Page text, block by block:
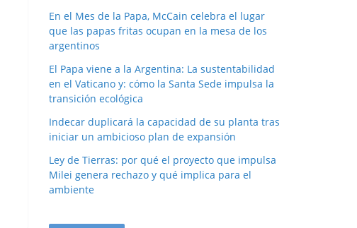
En el Mes de la Papa, McCain celebra el lugar
que las papas fritas ocupan en la mesa de los
argentinos
El Papa viene a la Argentina: La sustentabilidad
en el Vaticano y: cómo la Santa Sede impulsa la
transición ecológica
Indecar duplicará la capacidad de su planta tras
iniciar un ambicioso plan de expansión
Ley de Tierras: por qué el proyecto que impulsa
Milei genera rechazo y qué implica para el
ambiente